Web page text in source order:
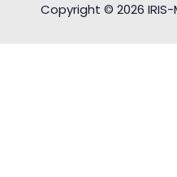
Copyright © 2026 IRIS-